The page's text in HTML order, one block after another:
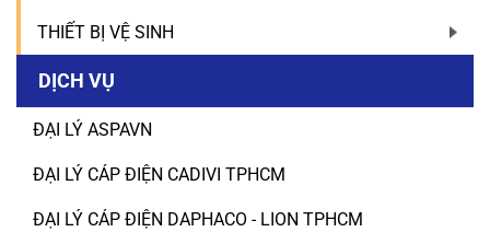
THIẾT BỊ VỆ SINH
DỊCH VỤ
ĐẠI LÝ ASPAVN
ĐẠI LÝ CÁP ĐIỆN CADIVI TPHCM
ĐẠI LÝ CÁP ĐIỆN DAPHACO - LION TPHCM